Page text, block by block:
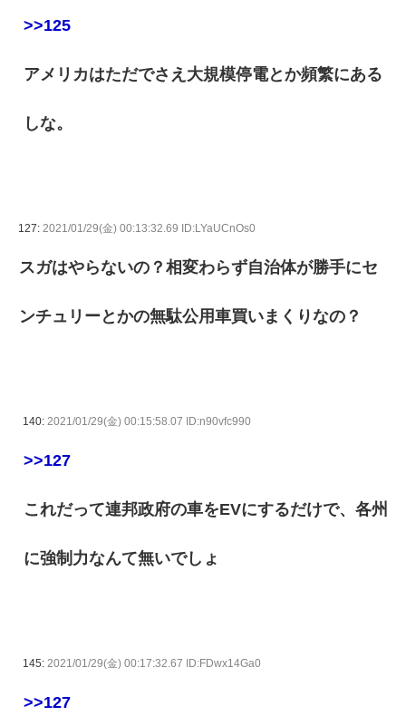
>>125
アメリカはただでさえ大規模停電とか頻繁にある
しな。
127: 2021/01/29(金) 00:13:32.69 ID:LYaUCnOs0
スガはやらないの？相変わらず自治体が勝手にセ
ンチュリーとかの無駄公用車買いまくりなの？
140: 2021/01/29(金) 00:15:58.07 ID:n90vfc990
>>127
これだって連邦政府の車をEVにするだけで、各州
に強制力なんて無いでしょ
145: 2021/01/29(金) 00:17:32.67 ID:FDwx14Ga0
>>127